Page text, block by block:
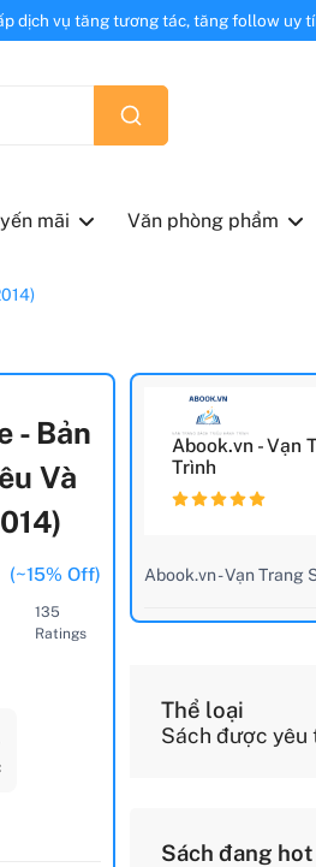
dịch vụ tăng tương tác, tăng follow uy
mãi Văn phòng phẩm
- Bản
Và
(~15% Off)
135
Ratings
Abook.vn - Vạn
Trình
Abook.vn - Vạn Trang
Thể loại
Sách được yêu
Sách đang hot